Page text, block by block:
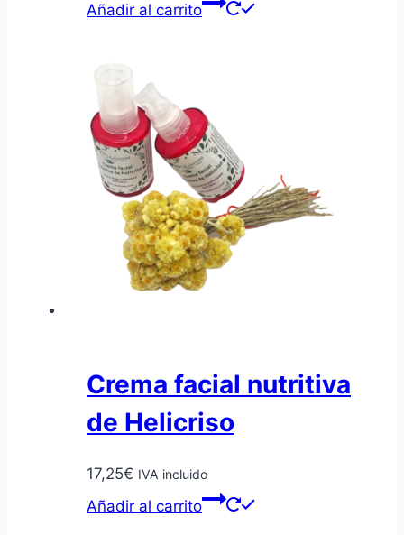
Añadir al carrito
Crema facial nutritiva
de Helicriso
17,25€ IVA incluido
Añadir al carrito